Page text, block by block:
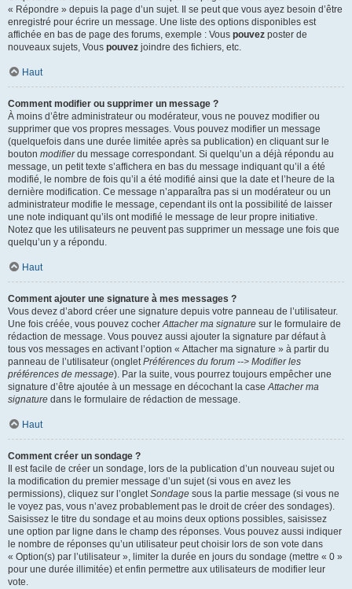
« Répondre » depuis la page d’un sujet. Il se peut que vous ayez besoin d’être
enregistré pour écrire un message. Une liste des options disponibles est
affichée en bas de page des forums, exemple : Vous pouvez poster de
nouveaux sujets, Vous pouvez joindre des fichiers, etc.
Haut
Comment modifier ou supprimer un message ?
À moins d’être administrateur ou modérateur, vous ne pouvez modifier ou
supprimer que vos propres messages. Vous pouvez modifier un message
(quelquefois dans une durée limitée après sa publication) en cliquant sur le
bouton modifierdu message correspondant. Si quelqu’un a déjà répondu au
message, un petit texte s’affichera en bas du message indiquant qu’il a été
modifié, le nombre de fois qu’il a été modifié ainsi que la date et l’heure de la
dernière modification. Ce message n’apparaîtra pas si un modérateur ou un
administrateur modifie le message, cependant ils ont la possibilité de laisser
une note indiquant qu’ils ont modifié le message de leur propre initiative.
Notez que les utilisateurs ne peuvent pas supprimer un message une fois que
quelqu’un y a répondu.
Haut
Comment ajouter une signature à mes messages ?
Vous devez d’abord créer une signature depuis votre panneau de l’utilisateur.
Une fois créée, vous pouvez cocherAttacher ma signature sur le formulaire de
rédaction de message. Vous pouvez aussi ajouter la signature par défaut à
tous vos messages en activant l’option « Attacher ma signature » à partir du
panneau de l’utilisateur (ongletPréférences du forum --> Modifier les
préférences de message). Par la suite, vous pourrez toujours empêcher une
signature d’être ajoutée à un message en décochant la caseAttacher ma
signature dans le formulaire de rédaction de message.
Haut
Comment créer un sondage ?
Il est facile de créer un sondage, lors de la publication d’un nouveau sujet ou
la modification du premier message d’un sujet (si vous en avez les
permissions), cliquez sur l’ongletSondage sous la partie message (si vous ne
le voyez pas, vous n’avez probablement pas le droit de créer des sondages).
Saisissez le titre du sondage et au moins deux options possibles, saisissez
une option par ligne dans le champ des réponses. Vous pouvez aussi indiquer
le nombre de réponses qu’un utilisateur peut choisir lors de son vote dans
« Option(s) par l’utilisateur », limiter la durée en jours du sondage (mettre « 0 »
pour une durée illimitée) et enfin permettre aux utilisateurs de modifier leur
vote.